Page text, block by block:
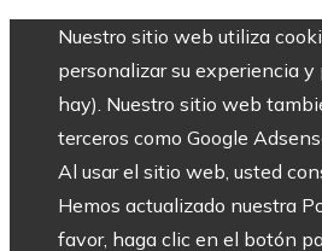
Nuestro sitio web utiliza
personalizar su experiencia
hay). Nuestro sitio web
terceros como Google
Al usar el sitio web, usted
Hemos actualizado nuestra
favor, haga clic en el botón